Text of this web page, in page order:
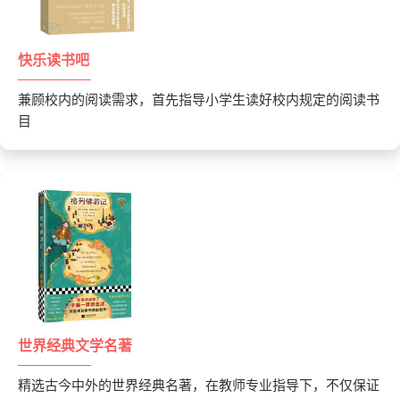
快乐读书吧
兼顾校内的阅读需求，首先指导小学生读好校内规定的阅读书
目
世界经典文学名著
精选古今中外的世界经典名著，在教师专业指导下，不仅保证